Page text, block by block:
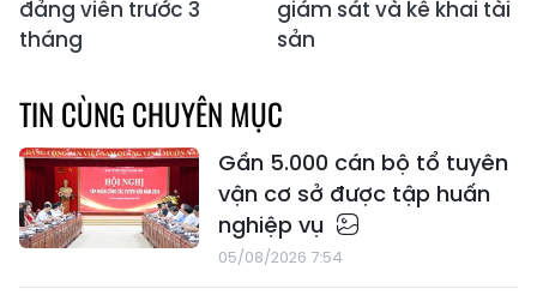
đảng viên trước 3
tháng
giám sát và kê khai tài
sản
TIN CÙNG CHUYÊN MỤC
Gần 5.000 cán bộ tổ tuyên
vận cơ sở được tập huấn
nghiệp vụ
05/08/2026 7:54